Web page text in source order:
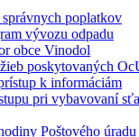
poplatkov
vývozu odpadu
obce Vinodol
poskytovaných
k informáciám
pri vybavovaní
Poštového úradu